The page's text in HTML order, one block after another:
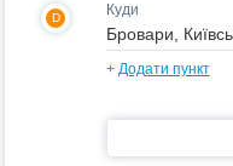
D Куди
+ Додати пункт